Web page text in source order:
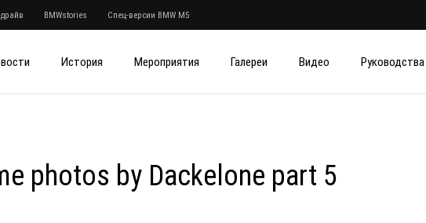
драйв BMWstories Спец-версии BMW M5
История Мероприятия Галереи Видео Руководства
photos by Dackelone part 5